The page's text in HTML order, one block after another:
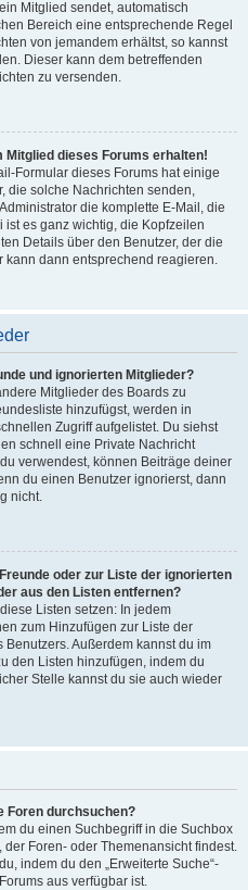
Mitglied sendet, automatisch
Bereich eine entsprechende Regel
von jemandem erhältst, so kannst
Dieser kann dem betreffenden
zu versenden.
Mitglied dieses Forums erhalten!
Formular dieses Forums hat einige
die solche Nachrichten senden,
die komplette E-Mail, die
es ganz wichtig, die Kopfzeilen
Details über den Benutzer, der die
kann dann entsprechend reagieren.
und ignorierten Mitglieder?
Mitglieder des Boards zu
hinzufügst, werden in
Zugriff aufgelistet. Du siehst
schnell eine Private Nachricht
verwendest, können Beiträge deiner
du einen Benutzer ignorierst, dann
nicht.
oder zur Liste der ignorierten
aus den Listen entfernen?
Listen setzen: In jedem
zum Hinzufügen zur Liste der
Außerdem kannst du im
den Listen hinzufügen, indem du
Stelle kannst du sie auch wieder
Foren durchsuchen?
du einen Suchbegriff in die Suchbox
Foren- oder Themenansicht findest.
indem du den „Erweiterte Suche“-
aus verfügbar ist.